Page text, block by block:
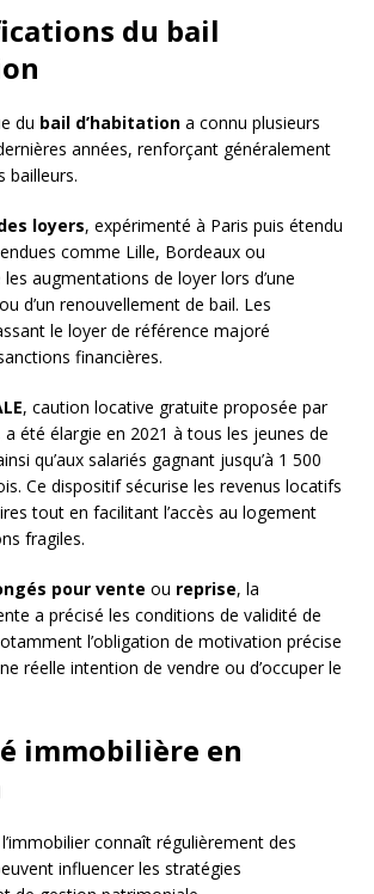
du bail
du bail d’habitation a connu plusieurs
années, renforçant généralement
bailleurs.
loyers, expérimenté à Paris puis étendu
comme Lille, Bordeaux ou
augmentations de loyer lors d’une
d’un renouvellement de bail. Les
le loyer de référence majoré
financières.
, caution locative gratuite proposée par
été élargie en 2021 à tous les jeunes de
qu’aux salariés gagnant jusqu’à 1 500
Ce dispositif sécurise les revenus locatifs
tout en facilitant l’accès au logement
fragiles.
pour vente ou reprise, la
a précisé les conditions de validité de
l’obligation de motivation précise
réelle intention de vendre ou d’occuper le
immobilière en
connaît régulièrement des
influencer les stratégies